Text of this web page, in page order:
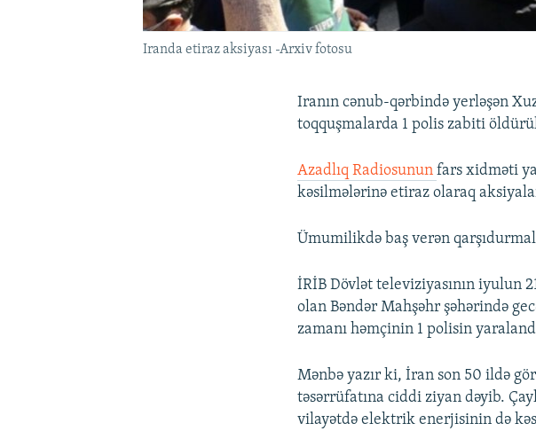
Iranda etiraz aksiyası -Arxiv fotosu
Iranın cənub-qərbində yerləşən
toqquşmalarda 1 polis zabiti
Azadlıq Radiosununfars xidməti
kəsilmələrinə etiraz olaraq
Ümumilikdə baş verən
İRİB Dövlət televiziyasının iyulun
olan Bəndər Mahşəhr şəhərində
zamanı həmçinin 1 polisin
Mənbə yazır ki, İran son 50 ildə
təsərrüfatına ciddi ziyan dəyib.
vilayətdə elektrik enerjisinin də